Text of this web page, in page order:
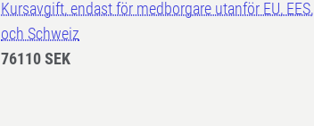
Kursavgift, endast för medborgare utanför EU, EES,
och Schweiz
76110 SEK